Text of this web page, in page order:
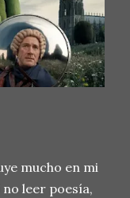
mucho en mi
leer poesía,